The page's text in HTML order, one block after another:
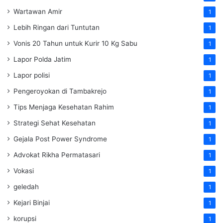
Wartawan Amir 1
Lebih Ringan dari Tuntutan 1
Vonis 20 Tahun untuk Kurir 10 Kg Sabu 1
Lapor Polda Jatim 1
Lapor polisi 1
Pengeroyokan di Tambakrejo 1
Tips Menjaga Kesehatan Rahim 1
Strategi Sehat Kesehatan 1
Gejala Post Power Syndrome 1
Advokat Rikha Permatasari 1
Vokasi 1
geledah 1
Kejari Binjai 1
korupsi 1